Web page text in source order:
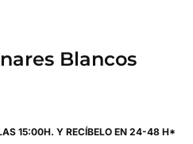
Blancos
15:00H. Y RECÍBELO EN 24-48 H*